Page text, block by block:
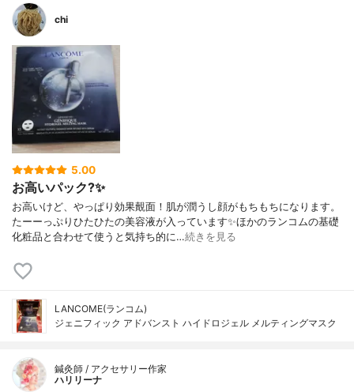
chi
5.00
お高いパック?✨
お高いけど、やっぱり効果覿面！肌が潤うし顔がもちもちになります。
たーーっぷりひたひたの美容液が入っています✨ほかのランコムの基礎
化粧品と合わせて使うと気持ち的に…続きを見る
LANCOME(ランコム)
ジェニフィック アドバンスト ハイドロジェル メルティングマスク
鍼灸師 / アクセサリー作家
ハリリーナ